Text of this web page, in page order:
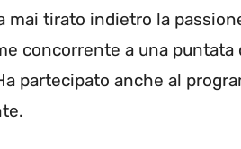
mai tirato indietro la
concorrente a una puntata
partecipato anche al